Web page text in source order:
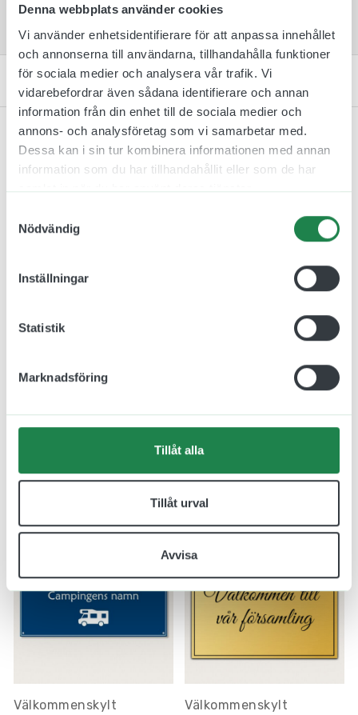
Denna webbplats använder cookies
Vi använder enhetsidentifierare för att anpassa innehållet
och annonserna till användarna, tillhandahålla funktioner
för sociala medier och analysera vår trafik. Vi
vidarebefordrar även sådana identifierare och annan
information från din enhet till de sociala medier och
annons- och analysföretag som vi samarbetar med.
Dessa kan i sin tur kombinera informationen med annan
information som du har tillhandahållit eller som de har
Nödvändig
Inställningar
Statistik
Marknadsföring
Tillåt alla
Tillåt urval
Avvisa
Passar bra för utomhusbruk.
Kontakta oss
Aluminium 600x400mm
Inkl. moms
x 50 mm
80.00 kr
Inkl. moms
Designa skylt
Välkommenskylt
Välkommenskylt